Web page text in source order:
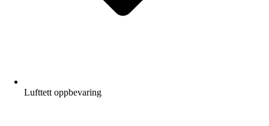
Lufttett oppbevaring